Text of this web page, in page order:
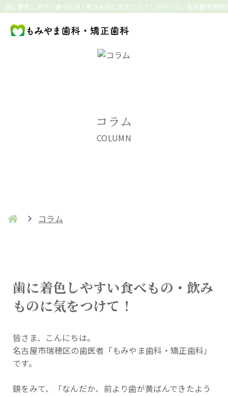
歯に着色しやすい食べもの・飲みものに気をつけて！のページ。名古屋市瑞
コラム
COLUMN
コラム
歯に着色しやすい食べもの・飲み
ものに気をつけて！
皆さま、こんにちは。
名古屋市瑞穂区の歯医者「もみやま歯科・矯正歯科」
です。
鏡をみて、「なんだか、前より歯が黄ばんできたよう